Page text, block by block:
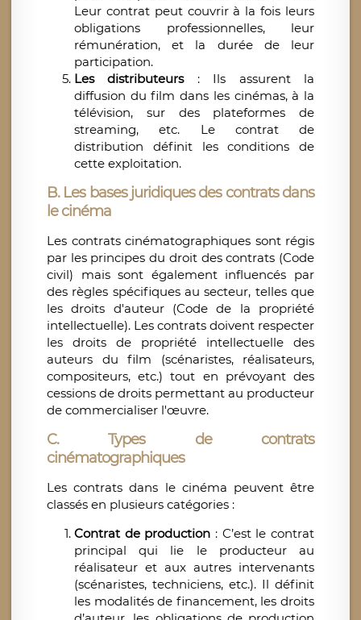
Leur contrat peut couvrir à la fois leurs
obligations professionnelles, leur
rémunération, et la durée de leur
participation.
Les distributeurs: Ils assurent la
diffusion du film dans les cinémas, à la
télévision, sur des plateformes de
streaming, etc. Le contrat de
distribution définit les conditions de
cette exploitation.
B. Les bases juridiques des contrats dans
le cinéma
Les contrats cinématographiques sont régis
par les principes du droit des contrats (Code
civil) mais sont également influencés par
des règles spécifiques au secteur, telles que
les droits d'auteur (Code de la propriété
intellectuelle). Les contrats doivent respecter
les droits de propriété intellectuelle des
auteurs du film (scénaristes, réalisateurs,
compositeurs, etc.) tout en prévoyant des
cessions de droits permettant au producteur
de commercialiser l'œuvre.
C. Types de contrats
cinématographiques
Les contrats dans le cinéma peuvent être
classés en plusieurs catégories :
Contrat de production : C’est le contrat
principal qui lie le producteur au
réalisateur et aux autres intervenants
(scénaristes, techniciens, etc.). Il définit
les modalités de financement, les droits